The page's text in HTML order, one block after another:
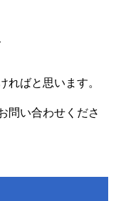
ればと思います。
問い合わせくださ